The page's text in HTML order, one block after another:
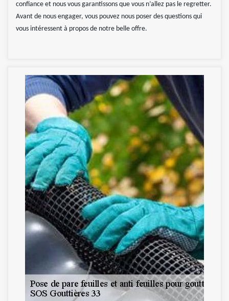
confiance et nous vous garantissons que vous n’allez pas le regretter.
Avant de nous engager, vous pouvez nous poser des questions qui
vous intéressent à propos de notre belle offre.